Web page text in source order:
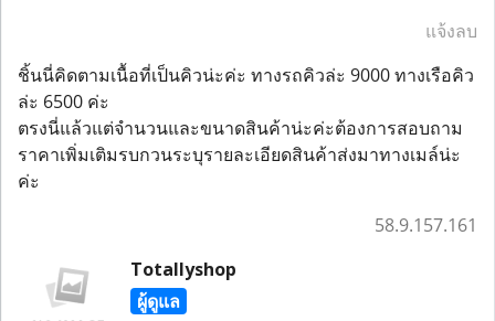
แจ้งลบ
ชิ้นนี่คิดตามเนื้อที่เป็นคิวน่ะค่ะ ทางรถคิวล่ะ 9000 ทางเรือคิว
ล่ะ 6500 ค่ะ
ตรงนี่แล้วแต่จำนวนและขนาดสินค้าน่ะค่ะต้องการสอบถาม
ราคาเพิ่มเติมรบกวนระบุรายละเอียดสินค้าส่งมาทางเมล์น่ะ
ค่ะ
58.9.157.161
Totallyshop
ผู้ดูแล